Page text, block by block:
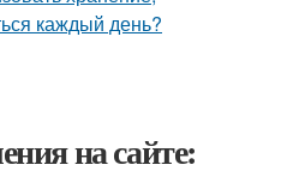
на сайте: